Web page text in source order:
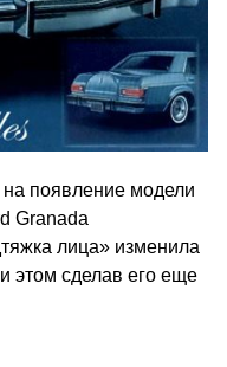
появление модели
Granada
лица» изменила
этом сделав его еще